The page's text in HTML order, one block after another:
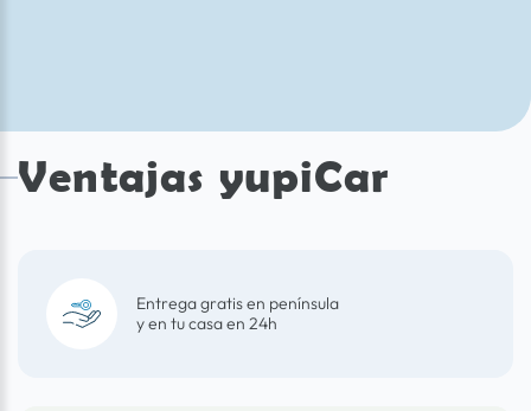
Ventajas yupiCar
Entrega gratis en península
y en tu casa en 24h